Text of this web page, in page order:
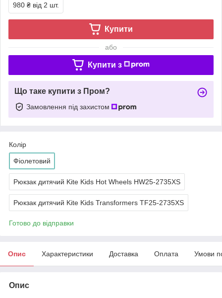
980 ₴ від 2 шт.
Купити
або
Купити з
Що таке купити з Пром?
Замовлення під захистом
Колір
Фіолетовий
Рюкзак дитячий Kite Kids Hot Wheels HW25-2735XS
Рюкзак дитячий Kite Kids Transformers TF25-2735XS
Готово до відправки
Опис Характеристики Доставка Оплата Умови
Опис